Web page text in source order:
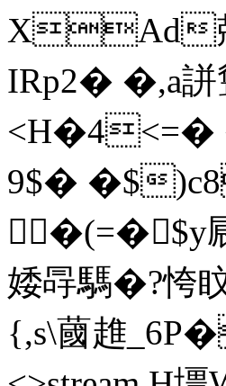
XAd
IRp2� �,a誁
<
9$� �$)c8
�(=� $y屒
婑冔騳�?
{,s\蔮趡